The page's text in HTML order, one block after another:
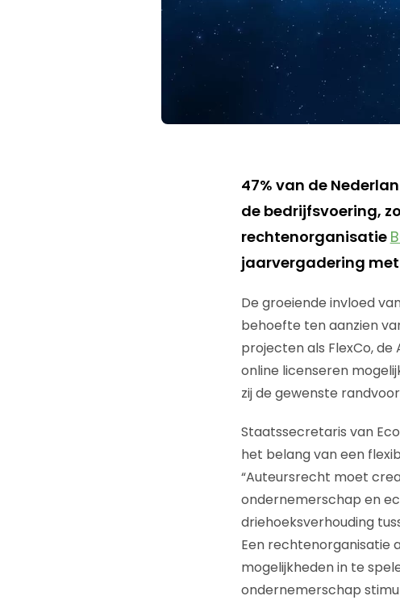
47% van de
de bedrijfsvoering,
rechtenorganisatie
jaarvergadering met
De groeiende invloed
behoefte ten aanzien
projecten als FlexCo, de
online licenseren
zij de gewenste
Staatssecretaris van
het belang van een
“Auteursrecht moet
ondernemerschap en
driehoeksverhouding
Een rechtenorganisatie
mogelijkheden in te
ondernemerschap